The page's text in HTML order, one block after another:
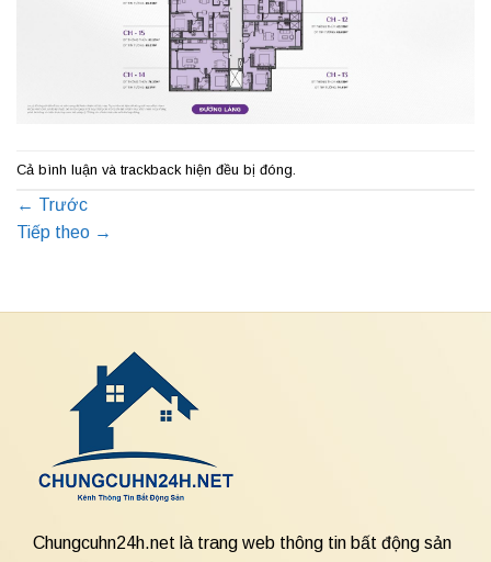
Cả bình luận và trackback hiện đều bị đóng.
← Trước
Tiếp theo →
Chungcuhn24h.net là trang web thông tin bất động sản